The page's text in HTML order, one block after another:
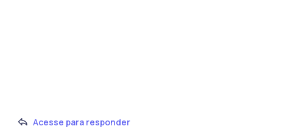
Acesse para responder